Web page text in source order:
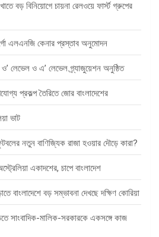
বড় বিনিয়োগে চায়না রেলওয়ে ফার্স্ট গ্রুপের
এলএনজি কেনার প্রস্তাব অনুমোদন
ও’ লেভেল ও এ’ লেভেল গ্র্যাজুয়েশন অনুষ্ঠিত
প্রকল্প তৈরিতে জোর বাংলাদেশের
ভাট
নতুন বাণিজ্যিক রাজা হওয়ার দৌড়ে কারা?
একাদশের, চাপে বাংলাদেশ
বাংলাদেশে বড় সম্ভাবনা দেখছে দক্ষিণ কোরিয়া
সাংবাদিক-মালিক-সরকারকে একসঙ্গে কাজ